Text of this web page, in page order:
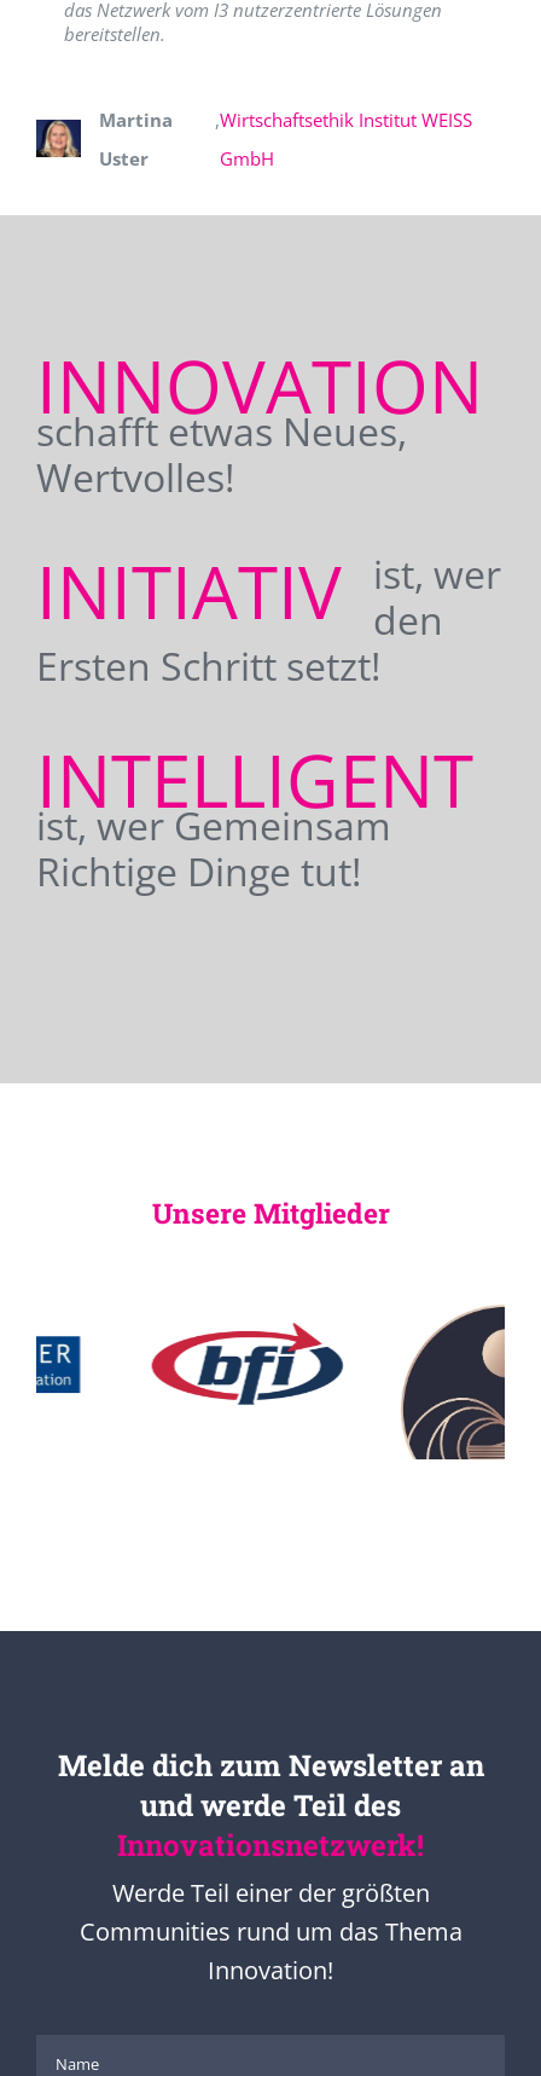
das Netzwerk vom I3 nutzerzentrierte Lösungen
bereitstellen.
Martina
Uster
,Wirtschaftsethik Institut WEISS
GmbH
INNOVATION
schafft etwas Neues,
Wertvolles!
INITIATIV
ist, wer
den
Ersten Schritt setzt!
INTELLIGENT
ist, wer Gemeinsam
Richtige Dinge tut!
Unsere Mitglieder
Melde dich zum Newsletter an
und werde Teil des
Innovationsnetzwerk!
Werde Teil einer der größten